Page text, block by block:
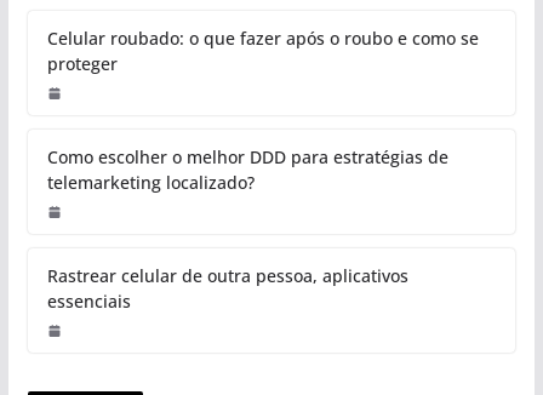
Celular roubado: o que fazer após o roubo e como se
proteger
Como escolher o melhor DDD para estratégias de
telemarketing localizado?
Rastrear celular de outra pessoa, aplicativos
essenciais